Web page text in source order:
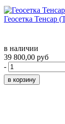
Геосетка Тенсар
в наличии
39 800,00 руб
-